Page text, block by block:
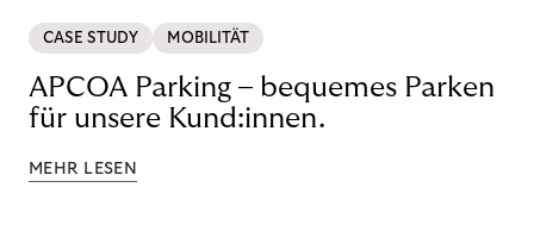
CASE STUDY MOBILITÄT
APCOA Parking – bequemes Parken
für unsere Kund:innen.
MEHR LESEN